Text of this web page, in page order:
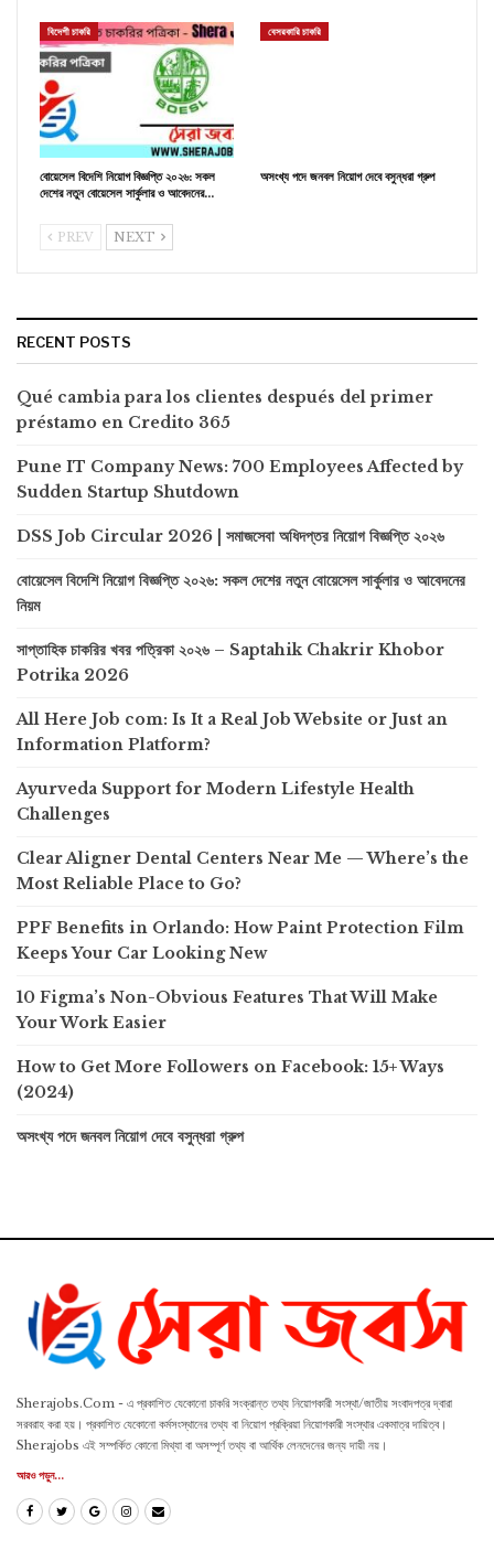
বিদেশী চাকরি
বোয়েসেল বিদেশি নিয়োগ বিজ্ঞপ্তি ২০২৬: সকল
দেশের নতুন বোয়েসেল সার্কুলার ও আবেদনের…
বেসরকারি চাকরি
অসংখ্য পদে জনবল নিয়োগ দেবে বসুন্ধরা গ্রুপ
PREV NEXT
RECENT POSTS
Qué cambia para los clientes después del primer
préstamo en Credito 365
Pune IT Company News: 700 Employees Affected by
Sudden Startup Shutdown
DSS Job Circular 2026 | সমাজসেবা অধিদপ্তর নিয়োগ বিজ্ঞপ্তি ২০২৬
বোয়েসেল বিদেশি নিয়োগ বিজ্ঞপ্তি ২০২৬: সকল দেশের নতুন বোয়েসেল সার্কুলার ও আবেদনের
নিয়ম
সাপ্তাহিক চাকরির খবর পত্রিকা ২০২৬ – Saptahik Chakrir Khobor
Potrika 2026
All Here Job com: Is It a Real Job Website or Just an
Information Platform?
Ayurveda Support for Modern Lifestyle Health
Challenges
Clear Aligner Dental Centers Near Me — Where’s the
Most Reliable Place to Go?
PPF Benefits in Orlando: How Paint Protection Film
Keeps Your Car Looking New
10 Figma’s Non-Obvious Features That Will Make
Your Work Easier
How to Get More Followers on Facebook: 15+ Ways
(2024)
অসংখ্য পদে জনবল নিয়োগ দেবে বসুন্ধরা গ্রুপ
Sherajobs.Com - এ প্রকাশিত যেকোনো চাকরি সংক্রান্ত তথ্য নিয়োগকারী সংস্থা/জাতীয় সংবাদপত্র দ্বারা
সরবরাহ করা হয়। প্রকাশিত যেকোনো কর্মসংস্থানের তথ্য বা নিয়োগ প্রক্রিয়া নিয়োগকারী সংস্থার একমাত্র দায়িত্ব।
Sherajobs এই সম্পর্কিত কোনো মিথ্যা বা অসম্পূর্ণ তথ্য বা আর্থিক লেনদেনের জন্য দায়ী নয়।
আরও পড়ুন...